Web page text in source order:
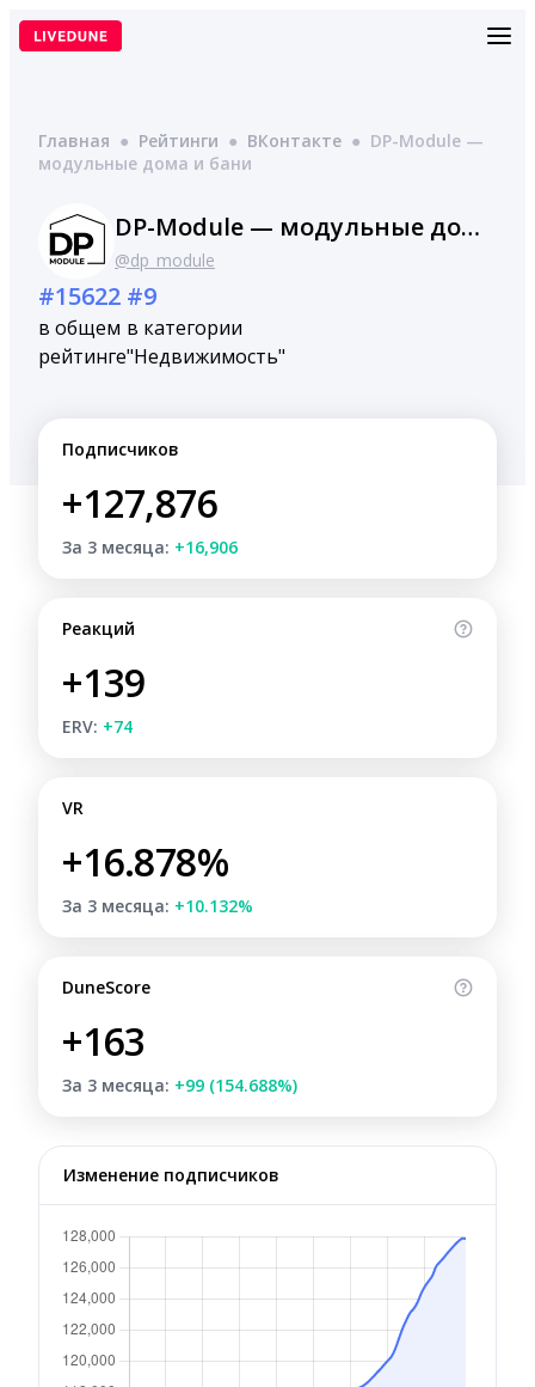
Перейти
Главная ● Рейтинги ● ВКонтакте ● DP-Module —
модульные дома и бани
DP-Module — модульные дома и бани
@dp_module
#15622
в общем
рейтинге
#9
в категории
"Недвижимость"
Подписчиков
+127,876
За 3 месяца: +16,906
Реакций
+139
ERV: +74
VR
+16.878%
За 3 месяца: +10.132%
DuneScore
+163
За 3 месяца: +99 (154.688%)
Изменение подписчиков